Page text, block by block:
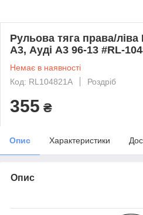
Рульова тяга права/
A3, Ауді А3 96-13 #RL-
Немає в наявності
Код: RL104821A
Роздріб
355 ₴
Опис Характеристики
Опис